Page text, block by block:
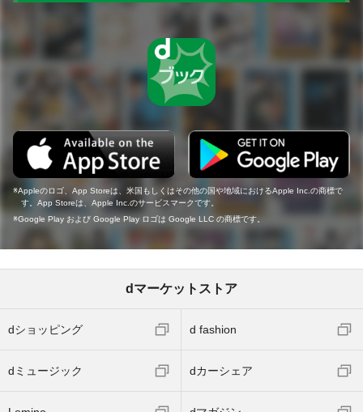
Appleのロゴ、App Storeは、米国もしくはその他の国や地域におけるApple Inc.の商標で
す。App Storeは、Apple Inc.のサービスマークです。
Google Play および Google Play ロゴは Google LLC の商標です。
dマーケットストア
dショッピング d fashion
dミュージック dカーシェア